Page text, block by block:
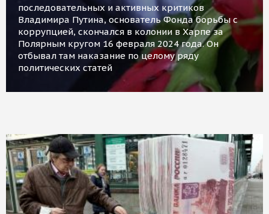
последовательных и активных критиков
Владимира Путина, основатель Фонда борьбы с
коррупцией, скончался в колонии в Харпе за
Полярным кругом 16 февраля 2024 года. Он
отбывал там наказание по целому ряду
политических статей